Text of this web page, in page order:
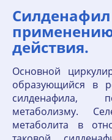
действия.
Основной
образующийся в
силденафила,
метаболизму.
метаболита в